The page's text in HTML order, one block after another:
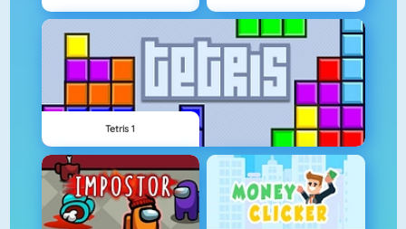
Tetris 1